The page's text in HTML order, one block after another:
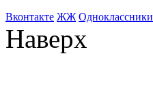
Bконтакте ЖЖ Одноклассники
Наверх